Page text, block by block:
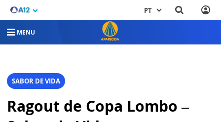
PT
MENU
SABOR DE VIDA
Ragout de Copa Lombo –